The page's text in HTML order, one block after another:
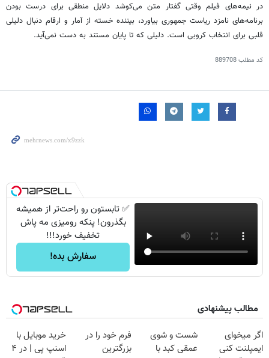
در نیمه‌های فیلم وقتی گفتار متن می‌کوشد دلایل منطقی برای درست بودن
برنامه‌های نامزد ریاست جمهوری بیاورد، بیننده خسته از آمار و ارقام دنبال دلیلی
قلبی برای انتخاب کروبی است. دلیلی که تا پایان مستند به دست نمی‌آید.
کد مطلب889708
✅ تابستون رو راحت‌تر از همیشه
بگذرون! پنکه رومیزی مه پاش
تخفیف خورد!!!
سفارش بده!
مطالب پیشنهادی
اگر میخوای
ایمپلنت کنی
شست و شوی
عمقی کبد با
فرم خود را در
بزرگترین
خرید موبایل با
اسنپ پی | در ۴